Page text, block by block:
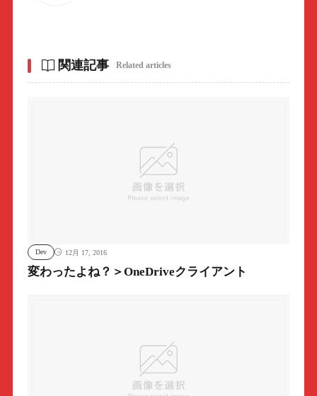
関連記事 Related articles
Dev 12月 17, 2016
変わったよね？＞OneDriveクライアント